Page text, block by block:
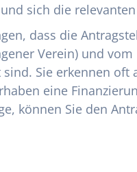
sich die
dass die
Verein) und vom
sind. Sie erkennen oft
eine
können Sie den